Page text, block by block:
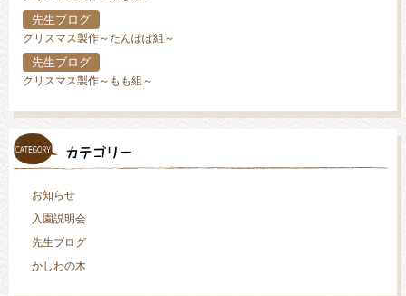
先生ブログ
クリスマス製作～たんぽぽ組～
先生ブログ
クリスマス製作～もも組～
お知らせ
入園説明会
先生ブログ
かしわの木